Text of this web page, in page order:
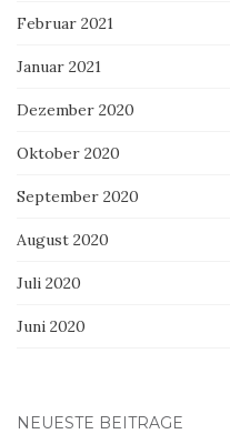
Februar 2021
Januar 2021
Dezember 2020
Oktober 2020
September 2020
August 2020
Juli 2020
Juni 2020
NEUESTE BEITRÄGE